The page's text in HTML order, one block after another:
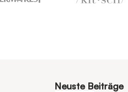
Neuste Beiträge